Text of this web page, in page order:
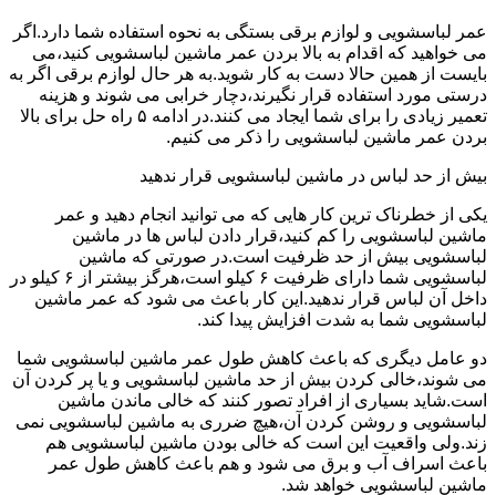
عمر لباسشویی و لوازم برقی بستگی به نحوه استفاده شما دارد.اگر
می خواهید که اقدام به بالا بردن عمر ماشین لباسشویی کنید،می
بایست از همین حالا دست به کار شوید.به هر حال لوازم برقی اگر به
درستی مورد استفاده قرار نگیرند،دچار خرابی می شوند و هزینه
تعمیر زیادی را برای شما ایجاد می کنند.در ادامه ۵ راه حل برای بالا
بردن عمر ماشین لباسشویی را ذکر می کنیم.
بیش از حد لباس در ماشین لباسشویی قرار ندهید
یکی از خطرناک ترین کار هایی که می توانید انجام دهید و عمر
ماشین لباسشویی را کم کنید،قرار دادن لباس ها در ماشین
لباسشویی بیش از حد ظرفیت است.در صورتی که ماشین
لباسشویی شما دارای ظرفیت ۶ کیلو است،هرگز بیشتر از ۶ کیلو در
داخل آن لباس قرار ندهید.این کار باعث می شود که عمر ماشین
لباسشویی شما به شدت افزایش پیدا کند.
دو عامل دیگری که باعث کاهش طول عمر ماشین لباسشویی شما
می شوند،خالی کردن بیش از حد ماشین لباسشویی و یا پر کردن آن
است.شاید بسیاری از افراد تصور کنند که خالی ماندن ماشین
لباسشویی و روشن کردن آن،هیچ ضرری به ماشین لباسشویی نمی
زند.ولی واقعیت این است که خالی بودن ماشین لباسشویی هم
باعث اسراف آب و برق می شود و هم باعث کاهش طول عمر
ماشین لباسشویی خواهد شد.